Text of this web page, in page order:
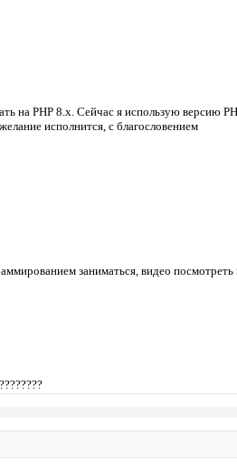
на PHP 8.x. Сейчас я использую версию
исполнится, с благословением
заниматься, видео